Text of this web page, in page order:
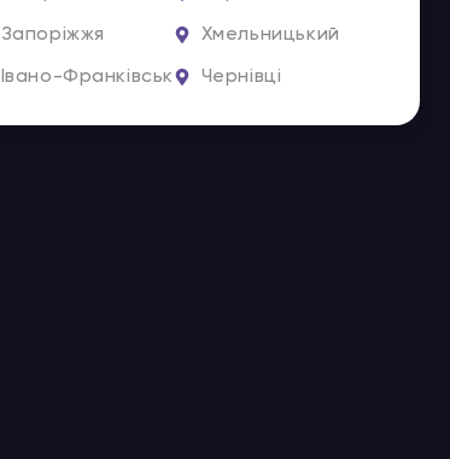
Запоріжжя
Івано-Франківськ
Хмельницький
Чернівці